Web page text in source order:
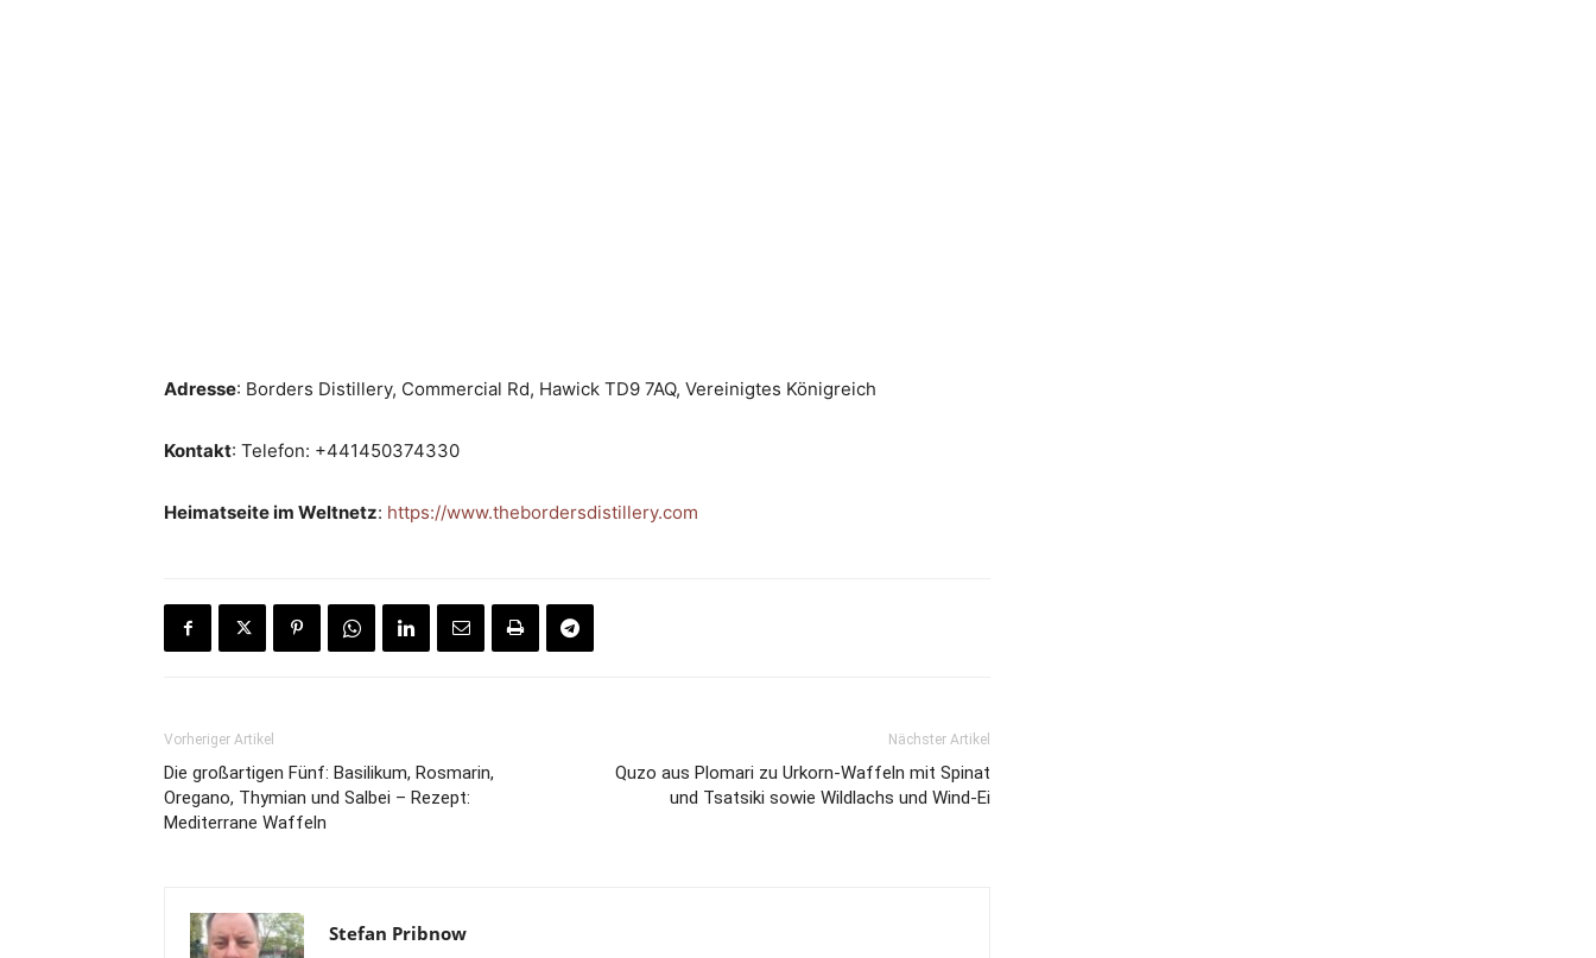
Adresse: Borders Distillery, Commercial Rd, Hawick TD9 7AQ, Vereinigtes Königreich
Kontakt: Telefon: +441450374330
Heimatseite im Weltnetz: https://www.thebordersdistillery.com
Vorheriger Artikel
Die großartigen Fünf: Basilikum, Rosmarin,
Oregano, Thymian und Salbei – Rezept:
Mediterrane Waffeln
Nächster Artikel
Quzo aus Plomari zu Urkorn-Waffeln mit Spinat
und Tsa­t­si­ki sowie Wildlachs und Wind-Ei
Stefan Pribnow